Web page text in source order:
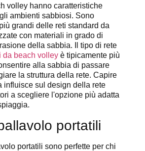
volley hanno caratteristiche
ambienti sabbiosi. Sono
grandi delle reti standard da
con materiali in grado di
della sabbia. Il tipo di rete
da beach volley è tipicamente più
alla sabbia di passare
la struttura della rete. Capire
influisce sul design della rete
a scegliere l'opzione più adatta
portatili
portatili sono perfette per chi